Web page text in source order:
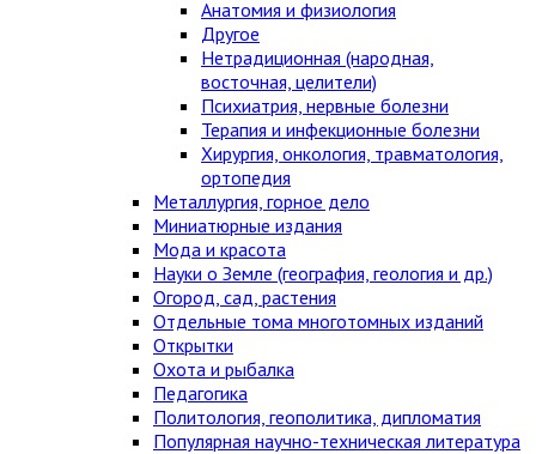
Анатомия и физиология
Другое
Нетрадиционная (народная,
восточная, целители)
Психиатрия, нервные болезни
Терапия и инфекционные болезни
Хирургия, онкология, травматология,
ортопедия
Металлургия, горное дело
Миниатюрные издания
Мода и красота
Науки о Земле (география, геология и др.)
Огород, сад, растения
Отдельные тома многотомных изданий
Открытки
Охота и рыбалка
Педагогика
Политология, геополитика, дипломатия
Популярная научно-техническая литература